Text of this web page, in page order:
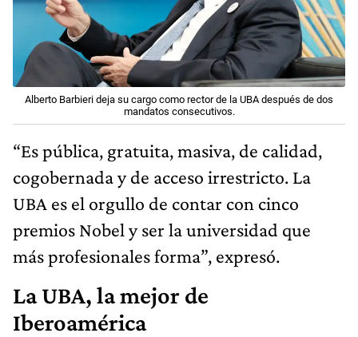
Alberto Barbieri deja su cargo como rector de la UBA después de dos
mandatos consecutivos.
“Es pública, gratuita, masiva, de calidad,
cogobernada y de acceso irrestricto. La
UBA es el orgullo de contar con cinco
premios Nobel y ser la universidad que
más profesionales forma”, expresó.
La UBA, la mejor de
Iberoamérica